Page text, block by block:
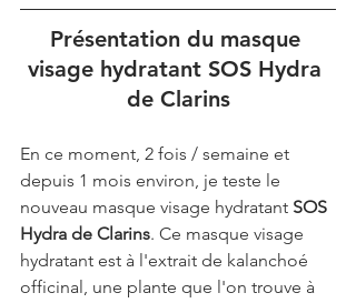
Présentation du masque
visage hydratant SOS Hydra
de Clarins
En ce moment, 2 fois / semaine et
depuis 1 mois environ, je teste le
nouveau masque visage hydratant SOS
Hydra de Clarins. Ce masque visage
hydratant est à l'extrait de kalanchoé
officinal, une plante que l'on trouve à